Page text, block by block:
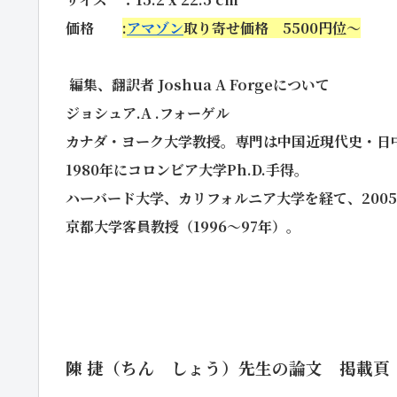
価格 :アマゾン取り寄せ価格 5500円位～
編集、翻訳者 Joshua A Forgeについて
ジョシュア.A .フォーゲル
カナダ・ヨーク大学教授。専門は中国近現代史・日
1980年にコロンビア大学Ph.D.手得。
ハーバード大学、カリフォルニア大学を経て、2005
京都大学客員教授（1996～97年）。
陳 捷（ちん しょう）先生の論文 掲載頁